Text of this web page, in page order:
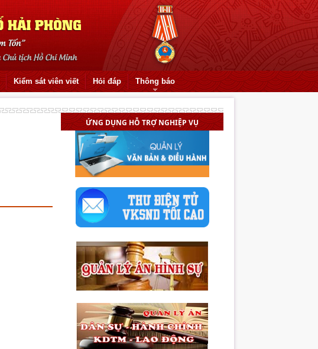
Kiểm sát viên viết Hỏi đáp Thông báo
ỨNG DỤNG HỖ TRỢ NGHIỆP VỤ
Quốc hội bầu Viện trưởng VKSND tối
cao